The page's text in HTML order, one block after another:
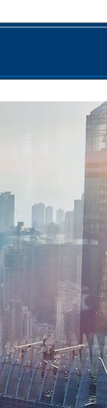
प्रदेशांवरील UN